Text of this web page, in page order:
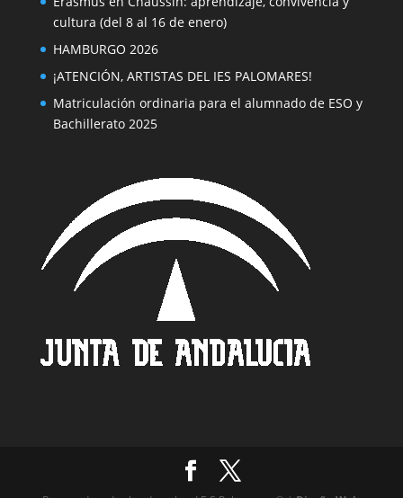
Reservado todos los derechos I.E.S Palomares © |
by SEO Web Sevilla